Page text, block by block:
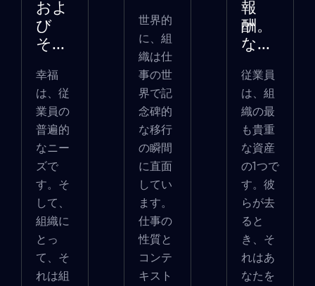
およ
び
そ...
幸福
は、従
業員の
普遍的
なニー
ズで
す。そ
して、
組織に
とっ
て、そ
れは組
世界的
に、組
織は仕
事の世
界で記
念碑的
な移行
の瞬間
に直面
してい
ます。
仕事の
性質と
コンテ
キスト
報
酬。
な...
従業員
は、組
織の最
も貴重
な資産
の1つで
す。彼
らが去
ると
き、そ
れはあ
なたを